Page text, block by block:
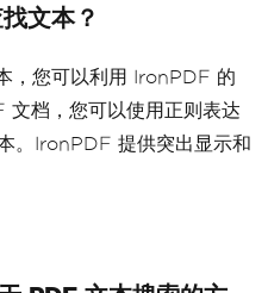
文本？
，您可以利用 IronPDF 的
文档，您可以使用正则表达
。IronPDF 提供突出显示和